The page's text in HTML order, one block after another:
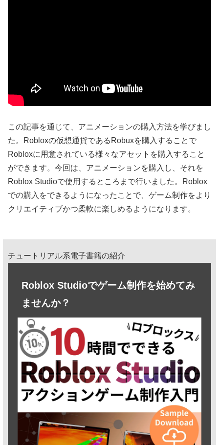
この記事を通じて、アニメーションの購入方法を学びまし
た。Robloxの仮想通貨であるRobuxを購入することで
Robloxに用意されている様々なアセットを購入すること
ができます。今回は、アニメーションを購入し、それを
Roblox Studioで使用するところまで行いました。Roblox
での購入をできるようになったことで、ゲーム制作をより
クリエイティブかつ柔軟に楽しめるようになります。
チュートリアル系電子書籍の紹介
Roblox Studioでゲーム制作を始めてみ
ませんか？